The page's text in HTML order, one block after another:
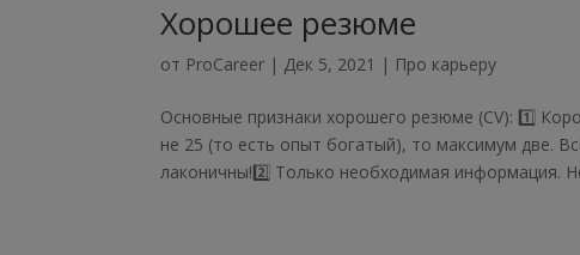
Хорошее резюме
от ProCareer | Дек 5, 2021 | Про карьеру
Основные признаки хорошего резюме (CV): 1️⃣
не 25 (то есть опыт богатый), то максимум две.
лаконичны!2️⃣ Только необходимая информация.